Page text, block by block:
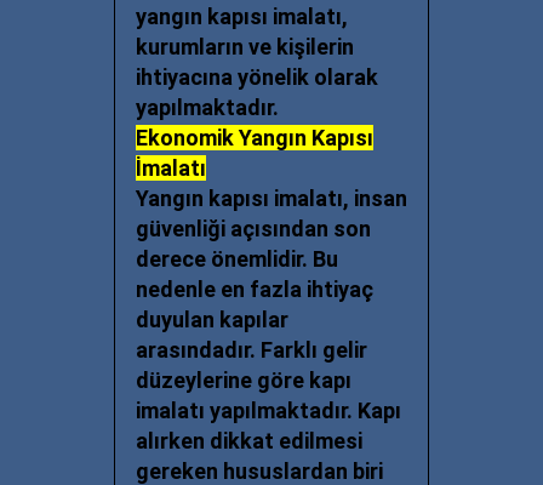
yangın kapısı imalatı,
kurumların ve kişilerin
ihtiyacına yönelik olarak
yapılmaktadır.
Ekonomik Yangın Kapısı
İmalatı
Yangın kapısı imalatı, insan
güvenliği açısından son
derece önemlidir. Bu
nedenle en fazla ihtiyaç
duyulan kapılar
arasındadır. Farklı gelir
düzeylerine göre kapı
imalatı yapılmaktadır. Kapı
alırken dikkat edilmesi
gereken hususlardan biri